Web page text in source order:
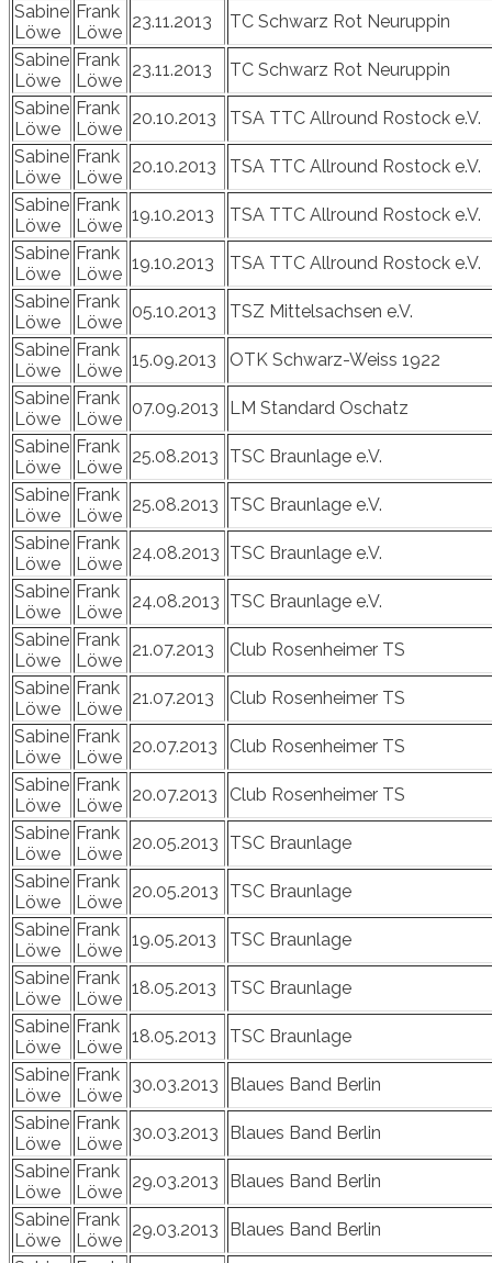
Sabine
Löwe
Frank
Löwe
23.11.2013
TC Schwarz Rot Neuruppin
Sabine
Löwe
Frank
Löwe
23.11.2013
TC Schwarz Rot Neuruppin
Sabine
Löwe
Frank
Löwe
20.10.2013
TSA TTC Allround Rostock e.V.
Sabine
Löwe
Frank
Löwe
20.10.2013
TSA TTC Allround Rostock e.V.
Sabine
Löwe
Frank
Löwe
19.10.2013
TSA TTC Allround Rostock e.V.
Sabine
Löwe
Frank
Löwe
19.10.2013
TSA TTC Allround Rostock e.V.
Sabine
Löwe
Frank
Löwe
05.10.2013
TSZ Mittelsachsen e.V.
Sabine
Löwe
Frank
Löwe
15.09.2013
OTK Schwarz-Weiss 1922
Sabine
Löwe
Frank
Löwe
07.09.2013
LM Standard Oschatz
Sabine
Löwe
Frank
Löwe
25.08.2013
TSC Braunlage e.V.
Sabine
Löwe
Frank
Löwe
25.08.2013
TSC Braunlage e.V.
Sabine
Löwe
Frank
Löwe
24.08.2013 TSC Braunlage e.V.
Sabine
Löwe
Frank
Löwe
24.08.2013 TSC Braunlage e.V.
Sabine
Löwe
Frank
Löwe
21.07.2013
Club Rosenheimer TS
Sabine
Löwe
Frank
Löwe
21.07.2013
Club Rosenheimer TS
Sabine
Löwe
Frank
Löwe
20.07.2013
Club Rosenheimer TS
Sabine
Löwe
Frank
Löwe
20.07.2013
Club Rosenheimer TS
Sabine
Löwe
Frank
Löwe
20.05.2013
TSC Braunlage
Sabine
Löwe
Frank
Löwe
20.05.2013
TSC Braunlage
Sabine
Löwe
Frank
Löwe
19.05.2013
TSC Braunlage
Sabine
Löwe
Frank
Löwe
18.05.2013
TSC Braunlage
Sabine
Löwe
Frank
Löwe
18.05.2013
TSC Braunlage
Sabine
Löwe
Frank
Löwe
30.03.2013
Blaues Band Berlin
Sabine
Löwe
Frank
Löwe
30.03.2013
Blaues Band Berlin
Sabine
Löwe
Frank
Löwe
29.03.2013
Blaues Band Berlin
Sabine
Löwe
Frank
Löwe
29.03.2013
Blaues Band Berlin